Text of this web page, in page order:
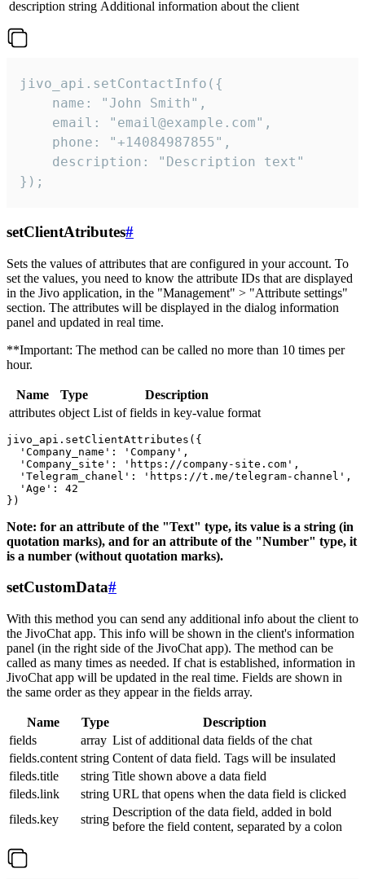
description string Additional information about the client
jivo_api.setContactInfo({
    name: "John Smith",
    email: "email@example.com",
    phone: "+14084987855",
    description: "Description text"
});
setClientAtributes#
Sets the values ​​of attributes that are configured in your account. To
set the values, you need to know the attribute IDs that are displayed
in the Jivo application, in the "Management" > "Attribute settings"
section. The attributes will be displayed in the dialog information
panel and updated in real time.
**Important: The method can be called no more than 10 times per
hour.
Name Type
Description
attributes object List of fields in key-value format
jivo_api.setClientAttributes({
  'Company_name': 'Company',
  'Company_site': 'https://company-site.com',
  'Telegram_chanel': 'https://t.me/telegram-channel',
  'Age': 42
Note: for an attribute of the "Text" type, its value is a string (in
quotation marks), and for an attribute of the "Number" type, it
is a number (without quotation marks).
setCustomData#
With this method you can send any additional info about the client to
the JivoChat app. This info will be shown in the client's information
panel (in the right side of the JivoChat app). The method can be
called as many times as needed. If chat is established, information in
JivoChat app will be updated in the real time. Fields are shown in
the same order as they appear in the fields array.
Name Type
Description
fields
array List of additional data fields of the chat
fields.content string Content of data field. Tags will be insulated
fileds.title
string Title shown above a data field
fileds.link
string URL that opens when the data field is clicked
fileds.key
string
Description of the data field, added in bold
before the field content, separated by a colon